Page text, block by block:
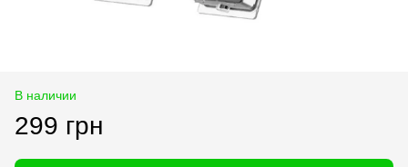
В наличии
299 грн